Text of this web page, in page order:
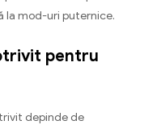
la mod-uri puternice.
pentru
depinde de